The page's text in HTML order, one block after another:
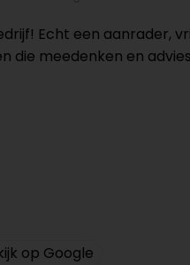
Echt een aanrader,
die meedenken en
op Google